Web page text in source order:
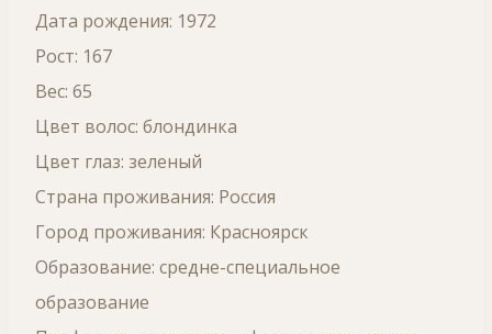
Дата рождения: 1972
Рост: 167
Вес: 65
Цвет волос: блондинка
Цвет глаз: зеленый
Страна проживания: Россия
Город проживания: Красноярск
Образование: средне-специальное
образование